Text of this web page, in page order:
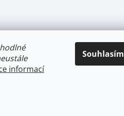
informací
Souhlasím